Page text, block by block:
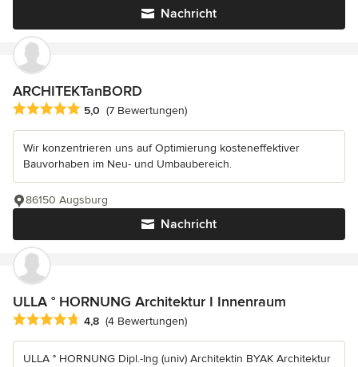
Nachricht
ARCHITEKTanBORD
Durchschnittliche Bewertung: 5 von 5 Sternen
5,0 (7 Bewertungen)
Wir konzentrieren uns auf Optimierung kosteneffektiver
Bauvorhaben im Neu- und Umbaubereich.
Nachricht
86150 Augsburg
ULLA ° HORNUNG Architektur I Innenraum
Durchschnittliche Bewertung: 4.8 von 5 Sternen
4,8 (4 Bewertungen)
ULLA ° HORNUNG Dipl.-Ing (univ) Architektin BYAK Architektur